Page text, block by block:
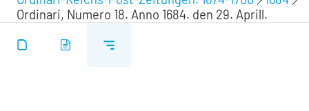
Ordinari, Numero 18. Anno 1684. den 29. Aprill.